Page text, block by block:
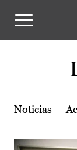
Noticias